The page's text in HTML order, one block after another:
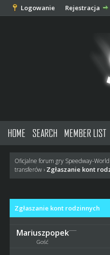
Logowanie Rejestracja
HOME SEARCH MEMBER LIST
Oficjalne forum gry Speedway-World
transferów › Zgłaszanie kont
Zgłaszanie kont rodzinnych
Mariuszpopek
Gość